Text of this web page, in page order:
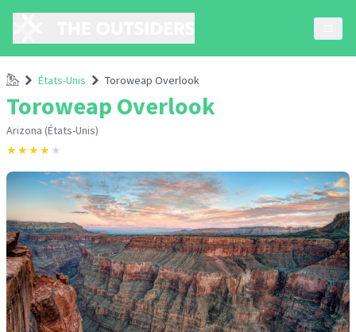
AccueilÉtats-Unis Toroweap Overlook
Toroweap Overlook
Arizona (États-Unis)
★★★★ ★